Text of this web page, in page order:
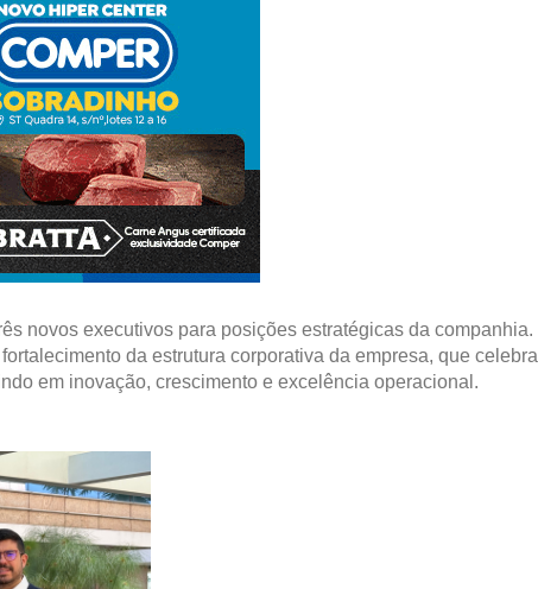
novos executivos para posições estratégicas da companhia.
da estrutura corporativa da empresa, que celebra
em inovação, crescimento e excelência operacional.